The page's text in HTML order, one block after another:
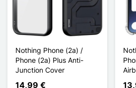
Nothing Phone (2a) /
Phone (2a) Plus Anti-
Junction Cover
14,99 €